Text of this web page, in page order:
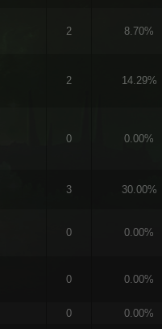
2 8.70%
2 14.29%
0 0.00%
3 30.00%
0 0.00%
0 0.00%
0 0.00%